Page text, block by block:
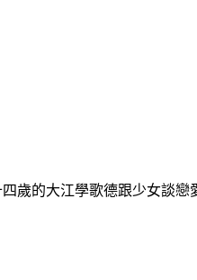
歲的大江學歌德跟少女談